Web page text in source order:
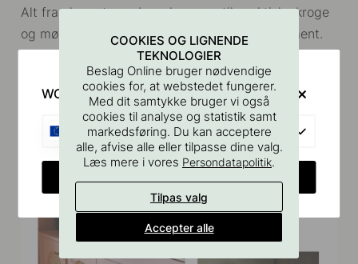
WOULD YOU RATHER VISIT?
EU
Alt fra elegante greb og knopper til praktiske kroge
og møbelbeslag finder du i vores brede sortiment.
Vi stræber efter at imødekomme alle dine behov og
præferencer ved at tilbyde beslag i forskellige
materialer, farver og designs.
COOKIES OG LIGNENDE
TEKNOLOGIER
Beslag Online bruger nødvendige
cookies for, at webstedet fungerer.
Med dit samtykke bruger vi også
cookies til analyse og statistik samt
markedsføring. Du kan acceptere
alle, afvise alle eller tilpasse dine valg.
Læs mere i vores Persondatapolitik.
Tilpas valg
Accepter alle